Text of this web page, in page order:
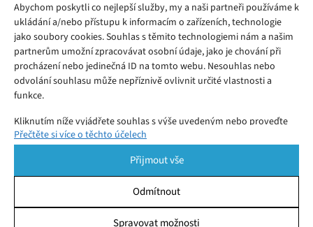
Abychom poskytli co nejlepší služby, my a naši partneři používáme k
ukládání a/nebo přístupu k informacím o zařízeních, technologie
jako soubory cookies. Souhlas s těmito technologiemi nám a našim
partnerům umožní zpracovávat osobní údaje, jako je chování při
procházení nebo jedinečná ID na tomto webu. Nesouhlas nebo
odvolání souhlasu může nepříznivě ovlivnit určité vlastnosti a
funkce.
Kliknutím níže vyjádřete souhlas s výše uvedeným nebo proveďte
podrobnější rozhodnutí. Vaše volby budou použity pouze na tomto
pomocí přepínačů v Zásadách cookies nebo kliknutím na tlačítko
Spravovat souhlas ve spodní části obrazovky.
Přečtěte si více o těchto účelech
Přijmout vše
Odmítnout
Spravovat možnosti
Ruské úřady žádají Google o stažení
zakázaného obsahu, hrozí
zpomalením jeho služeb
Čtvrtek 27. 05. 2021 Redakce
Ruské úřady se vzdaly a po dvou